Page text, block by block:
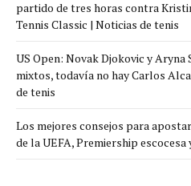
partido de tres horas contra
Tennis Classic | Noticias de tenis
US Open: Novak Djokovic y Aryna
mixtos, todavía no hay Carlos
de tenis
Los mejores consejos para
de la UEFA, Premiership escocesa